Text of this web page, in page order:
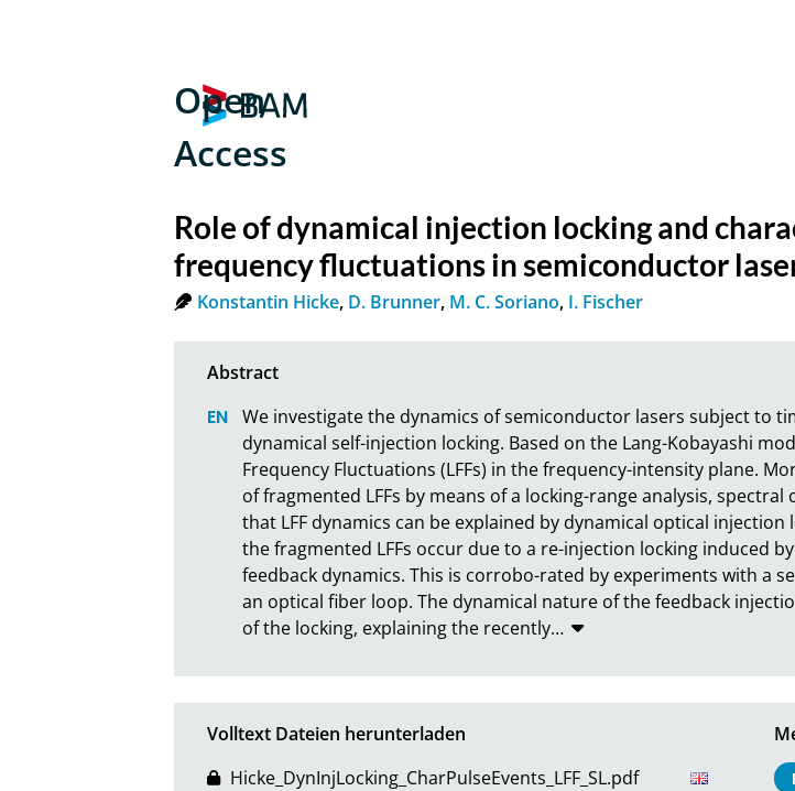
Open
Access
Role of dynamical injection locking and
frequency fluctuations in semiconductor
Konstantin Hicke, D. Brunner, M. C. Soriano, I. Fischer
We investigate the dynamics of semiconductor lasers subject to
dynamical self-injection locking. Based on the Lang-Kobayashi
Frequency Fluctuations (LFFs) in the frequency-intensity plane.
of fragmented LFFs by means of a locking-range analysis,
that LFF dynamics can be explained by dynamical optical
the fragmented LFFs occur due to a re-injection locking induced
feedback dynamics. This is corrobo-rated by experiments with a
an optical fiber loop. The dynamical nature of the feedback
of the locking, explaining the recently…
Volltext Dateien herunterladen
Hicke_DynInjLocking_CharPulseEvents_LFF_SL.pdf